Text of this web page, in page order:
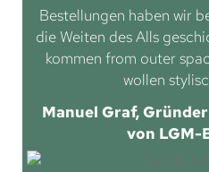
Bestellungen haben wir
die Weiten des Alls
kommen from outer
wollen
Manuel Graf,
von LGM-